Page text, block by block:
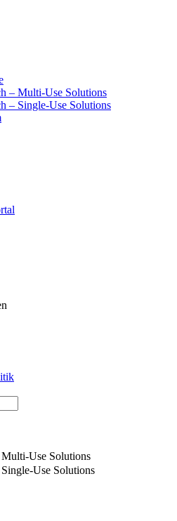
– Multi-Use Solutions
– Single-Use Solutions
Use Solutions
Use Solutions